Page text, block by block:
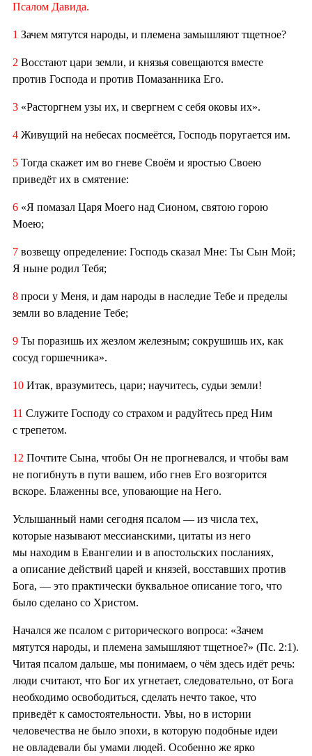
Псалом Давида.
1 Зачем мятутся народы, и племена замышляют тщетное?
2 Восстают цари земли, и князья совещаются вместе
против Господа и против Помазанника Его.
3 «Расторгнем узы их, и свергнем с себя оковы их».
4 Живущий на небесах посмеётся, Господь поругается им.
5 Тогда скажет им во гневе Своём и яростью Своею
приведёт их в смятение:
6 «Я помазал Царя Моего над Сионом, святою горою
Моею;
7 возвещу определение: Господь сказал Мне: Ты Сын Мой;
Я ныне родил Тебя;
8 проси у Меня, и дам народы в наследие Тебе и пределы
земли во владение Тебе;
9 Ты поразишь их жезлом железным; сокрушишь их, как
сосуд горшечника».
10 Итак, вразумитесь, цари; научитесь, судьи земли!
11 Служите Господу со страхом и радуйтесь пред Ним
с трепетом.
12 Почтите Сына, чтобы Он не прогневался, и чтобы вам
не погибнуть в пути вашем, ибо гнев Его возгорится
вскоре. Блаженны все, уповающие на Него.
Услышанный нами сегодня псалом — из числа тех,
которые называют мессианскими, цитаты из него
мы находим в Евангелии и в апостольских посланиях,
а описание действий царей и князей, восставших против
Бога, — это практически буквальное описание того, что
было сделано со Христом.
Начался же псалом с риторического вопроса: «Зачем
мятутся народы, и племена замышляют тщетное?» (Пс. 2:1).
Читая псалом дальше, мы понимаем, о чём здесь идёт речь:
люди считают, что Бог их угнетает, следовательно, от Бога
необходимо освободиться, сделать нечто такое, что
приведёт к самостоятельности. Увы, но в истории
человечества не было эпохи, в которую подобные идеи
не овладевали бы умами людей. Особенно же ярко